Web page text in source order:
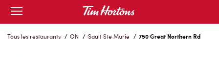
Skip
Content
Open
mobile
menu
Tous les restaurants / ON / Sault Ste Marie / 750 Great Northern Rd